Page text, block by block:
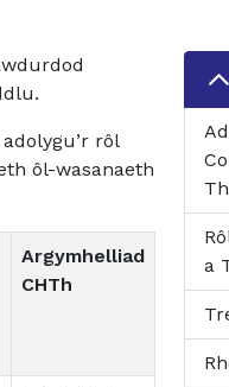
rôl
ôl-wasanaeth
Argymhelliad
CHTh
a